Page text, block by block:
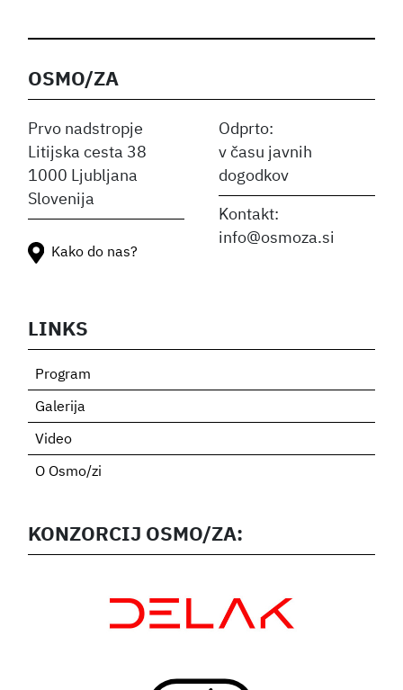
OSMO/ZA
Prvo nadstropje
Litijska cesta 38
1000 Ljubljana
Slovenija
Odprto:
v času javnih
dogodkov
Kontakt:
info@osmoza.si
LINKS
Program
Galerija
Video
O Osmo/zi
KONZORCIJ OSMO/ZA:
Kako do nas?